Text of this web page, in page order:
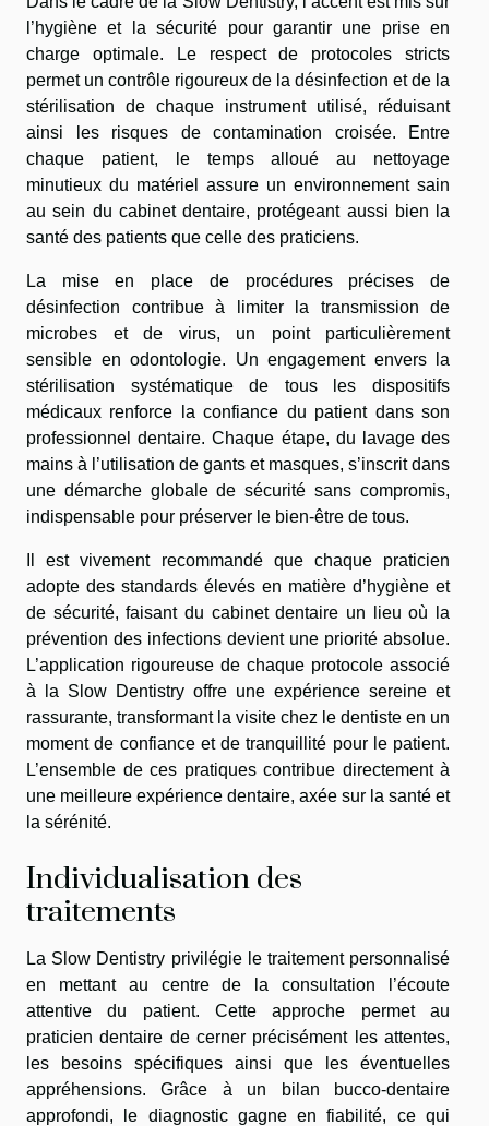
l’hygiène et la sécurité pour garantir une prise en
charge optimale. Le respect de protocoles stricts
permet un contrôle rigoureux de la désinfection et de la
stérilisation de chaque instrument utilisé, réduisant
ainsi les risques de contamination croisée. Entre
chaque patient, le temps alloué au nettoyage
minutieux du matériel assure un environnement sain
au sein du cabinet dentaire, protégeant aussi bien la
santé des patients que celle des praticiens.
La mise en place de procédures précises de
désinfection contribue à limiter la transmission de
microbes et de virus, un point particulièrement
sensible en odontologie. Un engagement envers la
stérilisation systématique de tous les dispositifs
médicaux renforce la confiance du patient dans son
professionnel dentaire. Chaque étape, du lavage des
mains à l’utilisation de gants et masques, s’inscrit dans
une démarche globale de sécurité sans compromis,
indispensable pour préserver le bien-être de tous.
Il est vivement recommandé que chaque praticien
adopte des standards élevés en matière d’hygiène et
de sécurité, faisant du cabinet dentaire un lieu où la
prévention des infections devient une priorité absolue.
L’application rigoureuse de chaque protocole associé
à la Slow Dentistry offre une expérience sereine et
rassurante, transformant la visite chez le dentiste en un
moment de confiance et de tranquillité pour le patient.
L’ensemble de ces pratiques contribue directement à
une meilleure expérience dentaire, axée sur la santé et
la sérénité.
Individualisation des
traitements
La Slow Dentistry privilégie le traitement personnalisé
en mettant au centre de la consultation l’écoute
attentive du patient. Cette approche permet au
praticien dentaire de cerner précisément les attentes,
les besoins spécifiques ainsi que les éventuelles
appréhensions. Grâce à un bilan bucco-dentaire
approfondi, le diagnostic gagne en fiabilité, ce qui